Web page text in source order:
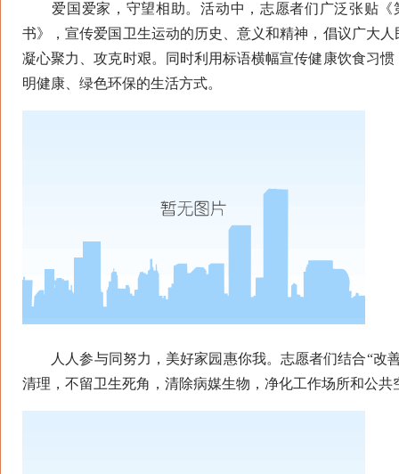
爱国爱家，守望相助。活动中，志愿者们广泛张贴《
书》，宣传爱国卫生运动的历史、意义和精神，倡议广大
凝心聚力、攻克时艰。同时利用标语横幅宣传健康饮食习
明健康、绿色环保的生活方式。
人人参与同努力，美好家园惠你我。志愿者们结合“改
清理，不留卫生死角，清除病媒生物，净化工作场所和公